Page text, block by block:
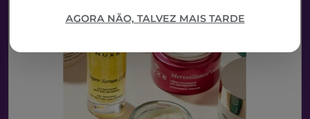
AGORA NÃO, TALVEZ MAIS TARDE